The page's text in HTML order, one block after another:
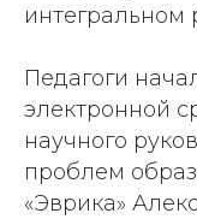
интегральном
Педагоги
электронной
научного
проблем
«Эврика»